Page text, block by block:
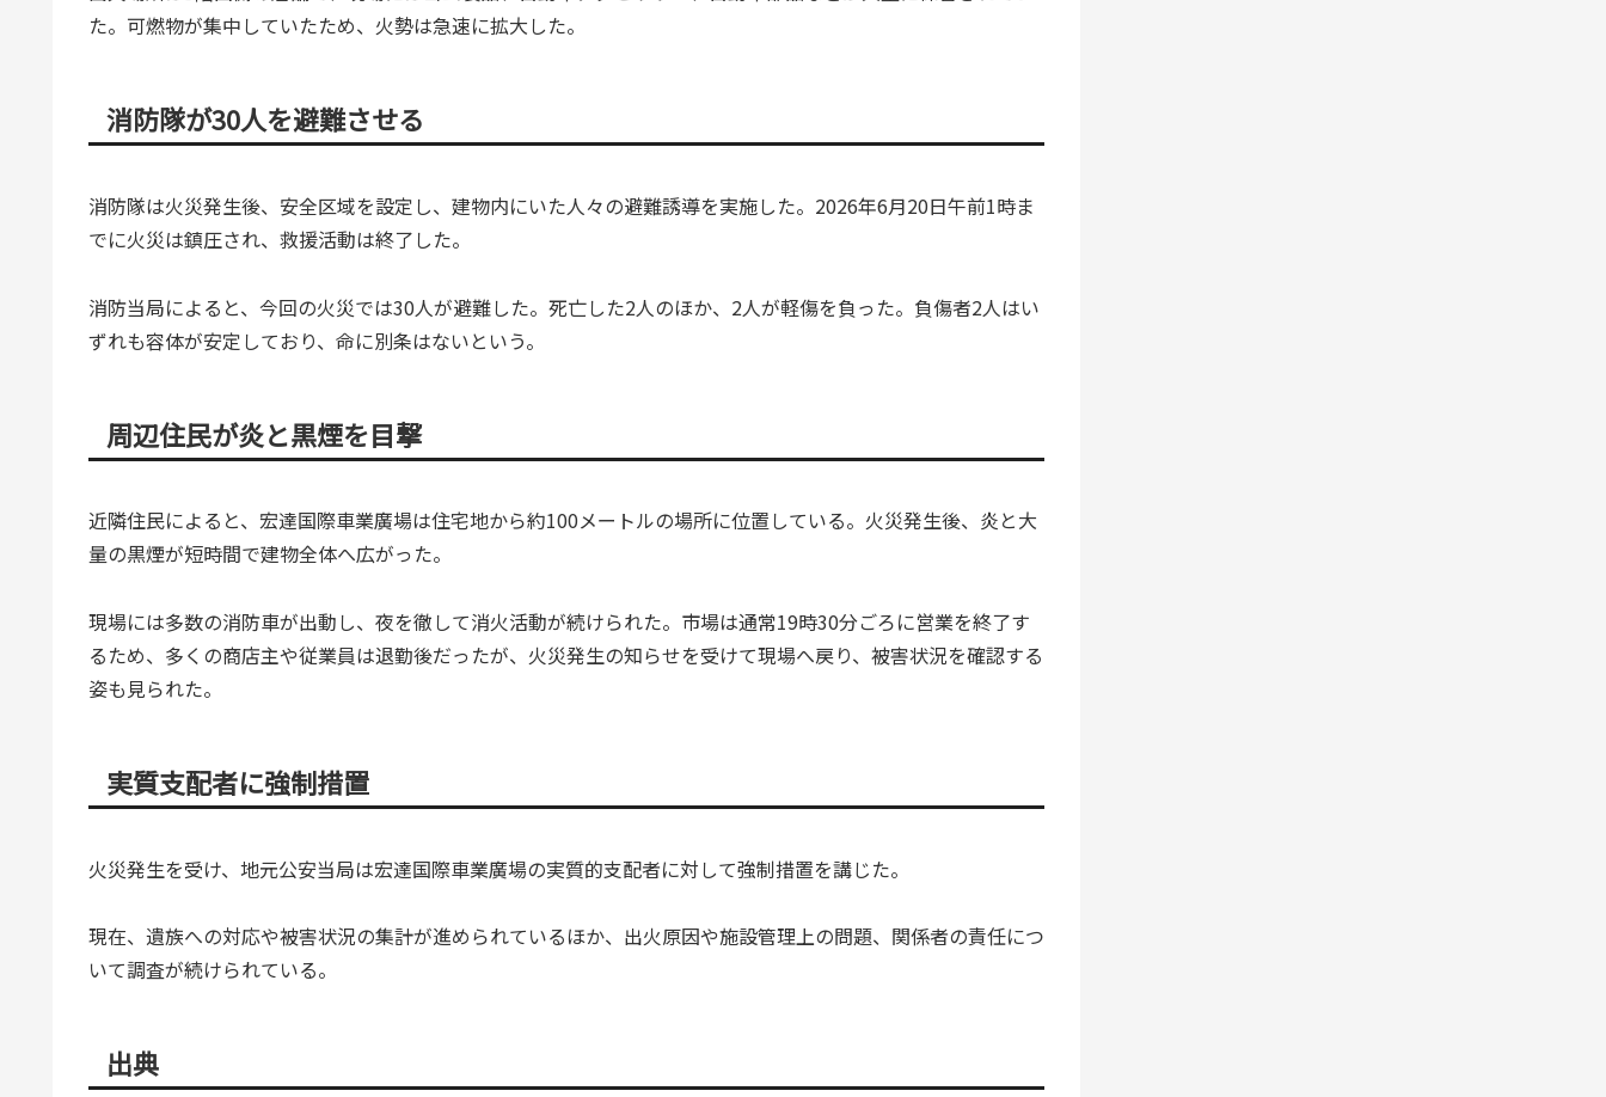
た。可燃物が集中していたため、火勢は急速に拡大した。
消防隊が30人を避難させる
消防隊は火災発生後、安全区域を設定し、建物内にいた人々の避難誘導を実施した。2026年6月20日午前1時ま
でに火災は鎮圧され、救援活動は終了した。
消防当局によると、今回の火災では30人が避難した。死亡した2人のほか、2人が軽傷を負った。負傷者2人はい
ずれも容体が安定しており、命に別条はないという。
周辺住民が炎と黒煙を目撃
近隣住民によると、宏達国際車業廣場は住宅地から約100メートルの場所に位置している。火災発生後、炎と大
量の黒煙が短時間で建物全体へ広がった。
現場には多数の消防車が出動し、夜を徹して消火活動が続けられた。市場は通常19時30分ごろに営業を終了す
るため、多くの商店主や従業員は退勤後だったが、火災発生の知らせを受けて現場へ戻り、被害状況を確認する
姿も見られた。
実質支配者に強制措置
火災発生を受け、地元公安当局は宏達国際車業廣場の実質的支配者に対して強制措置を講じた。
現在、遺族への対応や被害状況の集計が進められているほか、出火原因や施設管理上の問題、関係者の責任につ
いて調査が続けられている。
出典